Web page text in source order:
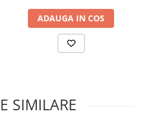
ADAUGA IN COS
SIMILARE